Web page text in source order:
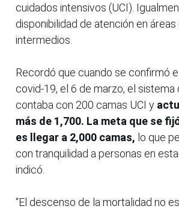
cuidados intensivos (UCI).
disponibilidad de atención en
intermedios.
Recordó que cuando se confirmó
covid-19, el 6 de marzo, el sistema
contaba con 200 camas UCI y
más de 1,700. La meta que se
es llegar a 2,000 camas, lo que
con tranquilidad a personas en
indicó.
“El descenso de la mortalidad no